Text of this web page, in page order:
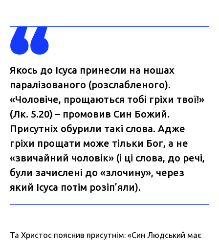
Якось до Ісуса принесли на ношах
паралізованого (розслабленого).
«Чоловіче, прощаються тобі гріхи твої!»
(Лк. 5.20) – промовив Син Божий.
Присутніх обурили такі слова. Адже
гріхи прощати може тільки Бог, а не
«звичайний чоловік» (і ці слова, до речі,
були зачислені до «злочину», через
який Ісуса потім розіп’яли).
Та Христос пояснив присутнім: «Син Людський має